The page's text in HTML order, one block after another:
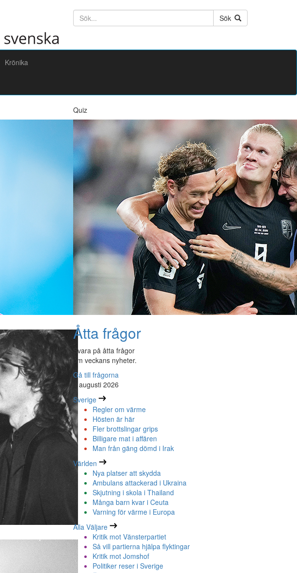
Söktext
Sök
Krönika
Quiz
Åtta frågor
Svara på åtta frågor
om veckans nyheter.
Gå till frågorna
4 augusti 2026
Sverige
Regler om värme
Hösten är här
Fler brottslingar grips
Billigare mat i affären
Man från gäng dömd i Irak
Världen
Nya platser att skydda
Ambulans attackerad i Ukraina
Skjutning i skola i Thailand
Många barn kvar i Ceuta
Varning för värme i Europa
Alla Väljare
Kritik mot Vänsterpartiet
Så vill partierna hjälpa flyktingar
Kritik mot Jomshof
Politiker reser i Sverige